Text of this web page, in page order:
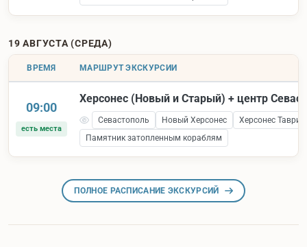
19 АВГУСТА (СРЕДА)
ВРЕМЯ МАРШРУТ ЭКСКУРСИИ
09:00
есть места
Херсонес (Новый и Старый) + центр
Севастополь Новый Херсонес
Херсонес
Памятник затопленным кораблям
ПОЛНОЕ РАСПИСАНИЕ ЭКСКУРСИЙ